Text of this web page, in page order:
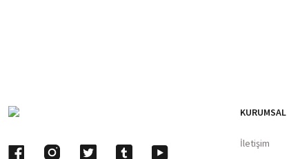
KURUMSAL
İletişim